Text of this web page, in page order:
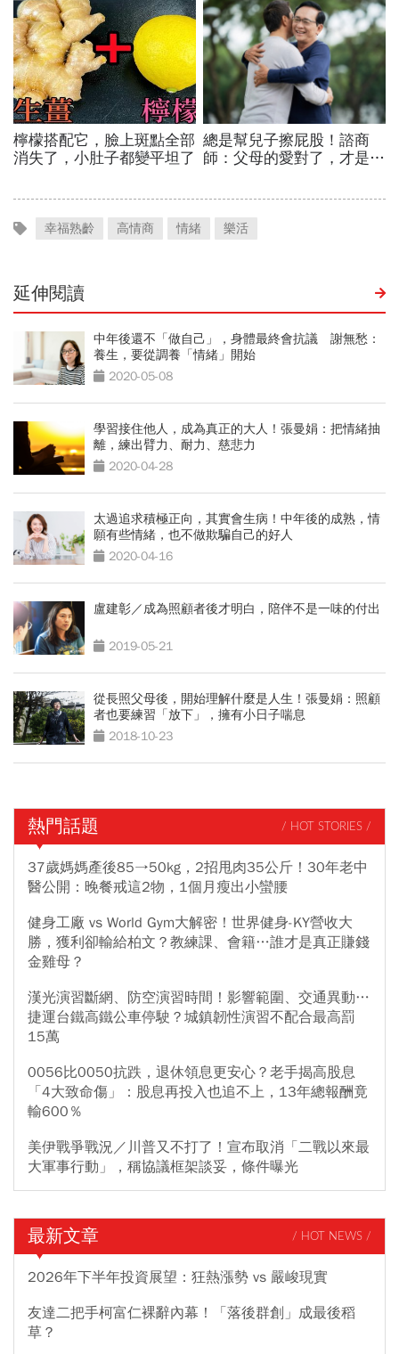
幸福熟齡 高情商 情緒 樂活
延伸閱讀
中年後還不「做自己」，身體最終會抗議 謝無愁：
養生，要從調養「情緒」開始
2020-05-08
學習接住他人，成為真正的大人！張曼娟：把情緒抽
離，練出臂力、耐力、慈悲力
2020-04-28
太過追求積極正向，其實會生病！中年後的成熟，情
願有些情緒，也不做欺騙自己的好人
2020-04-16
盧建彰／成為照顧者後才明白，陪伴不是一味的付出
2019-05-21
從長照父母後，開始理解什麼是人生！張曼娟：照顧
者也要練習「放下」，擁有小日子喘息
2018-10-23
熱門話題 / HOT STORIES /
37歲媽媽產後85→50kg，2招甩肉35公斤！30年老中
醫公開：晚餐戒這2物，1個月瘦出小蠻腰
健身工廠 vs World Gym大解密！世界健身-KY營收大
勝，獲利卻輸給柏文？教練課、會籍…誰才是真正賺錢
金雞母？
漢光演習斷網、防空演習時間！影響範圍、交通異動…
捷運台鐵高鐵公車停駛？城鎮韌性演習不配合最高罰
15萬
0056比0050抗跌，退休領息更安心？老手揭高股息
「4大致命傷」：股息再投入也追不上，13年總報酬竟
輸600％
美伊戰爭戰況／川普又不打了！宣布取消「二戰以來最
大軍事行動」，稱協議框架談妥，條件曝光
最新文章 / HOT NEWS /
2026年下半年投資展望：狂熱漲勢 vs 嚴峻現實
友達二把手柯富仁裸辭內幕！「落後群創」成最後稻
草？